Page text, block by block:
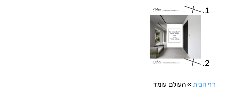
דף הבית »העולם עומד